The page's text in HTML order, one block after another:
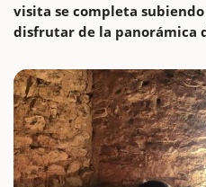
visita se completa
disfrutar de la panorámica